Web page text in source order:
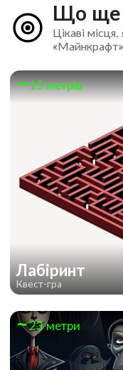
Що ще
Цікаві
«Майнкрафт»
15 метрів
Лабіринт
Квест-гра
23 метри